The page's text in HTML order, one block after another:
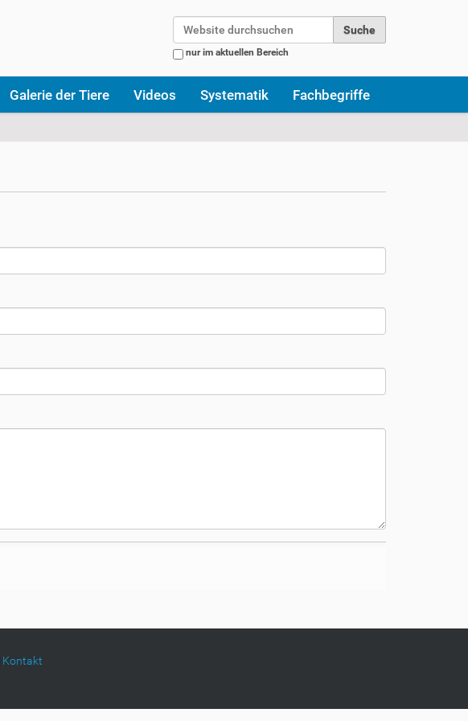
nur im aktuellen Bereich
Galerie der Tiere Videos Systematik Fachbegriffe
Kontakt